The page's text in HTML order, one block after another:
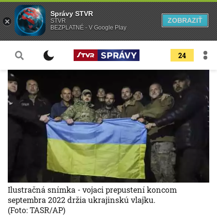
24
Ilustračná snímka - vojaci prepustení koncom
septembra 2022 držia ukrajinskú vlajku.
(Foto: TASR/AP)
Správy STVR
STVR
BEZPLATNÉ - V Google Play
ZOBRAZIŤ